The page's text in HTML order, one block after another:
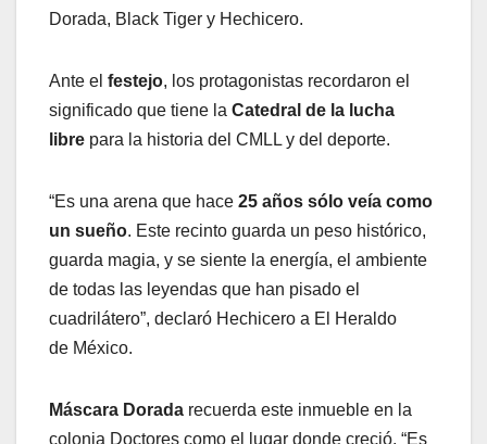
Dorada, Black Tiger y Hechicero.
Ante el festejo, los protagonistas recordaron el
significado que tiene la Catedral de la lucha
libre para la historia del CMLL y del deporte.
“Es una arena que hace 25 años sólo veía como
un sueño. Este recinto guarda un peso histórico,
guarda magia, y se siente la energía, el ambiente
de todas las leyendas que han pisado el
cuadrilátero”, declaró Hechicero a El Heraldo
de México.
Máscara Dorada recuerda este inmueble en la
colonia Doctores como el lugar donde creció. “Es